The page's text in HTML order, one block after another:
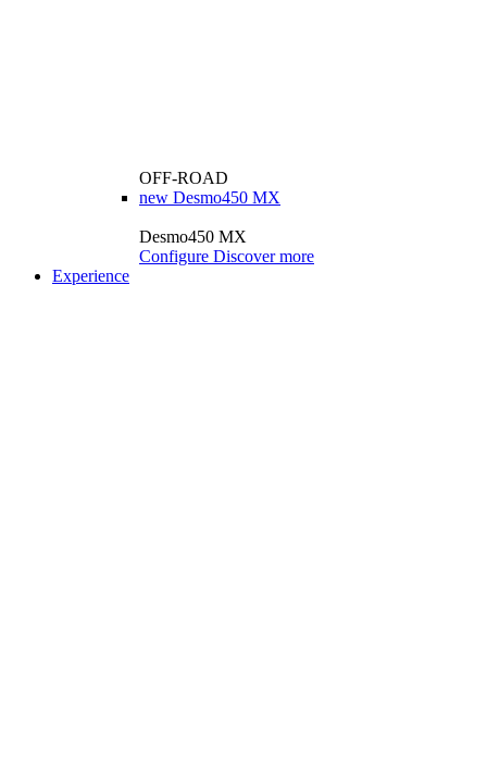
OFF-ROAD
new Desmo450 MX
Desmo450 MX
Configure Discover more
Experience